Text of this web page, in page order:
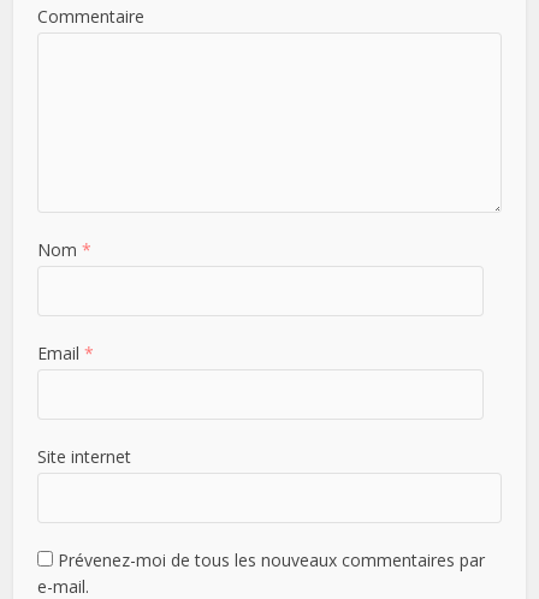
Commentaire
Nom *
Email *
Site internet
Prévenez-moi de tous les nouveaux commentaires par
e-mail.